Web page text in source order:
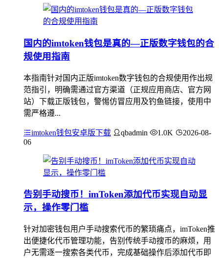
国内的imtoken钱包是真的—正版数字钱包的合
规使用指南
本指南针对国内正版imtoken数字钱包的合规使用作出规
范指引，明确需通过官方渠道（正规应用商店、官方网
站）下载正版钱包，警惕仿冒应用及钓鱼链接，使用中
需严格遵...
imtoken钱包安卓版下载 qbadmin 1.0K
2026-08-
06
告别手动搜币！imToken添加代币实现自动显
示，操作零门槛
针对加密钱包用户手动搜索代币的繁琐痛点，imToken推
出便捷化代币管理功能，告别传统手动搜币的麻烦，用
户无需逐一搜索各类代币，完成基础操作后添加代币即